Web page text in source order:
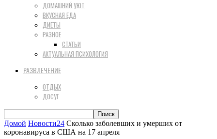
ДОМАШНИЙ УЮТ
ВКУСНАЯ ЕДА
ДИЕТЫ
РАЗНОЕ
СТАТЬИ
АКТУАЛЬНАЯ ПСИХОЛОГИЯ
РАЗВЛЕЧЕНИЕ
ОТДЫХ
ДОСУГ
Домой Новости24 Сколько заболевших и умерших от
коронавируса в США на 17 апреля